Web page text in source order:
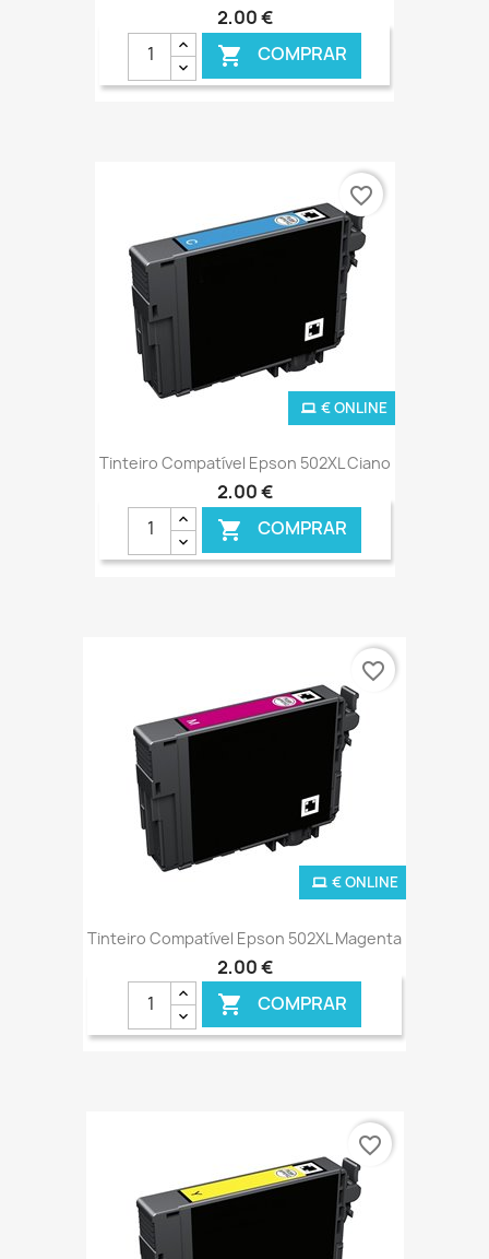
2,00 €
 COMPRAR
Tinteiro Compatível Epson 502XL Ciano
2,00 €
 COMPRAR
€ ONLINE
favorite_border
Tinteiro Compatível Epson 502XL Magenta
2,00 €
 COMPRAR
€ ONLINE
favorite_border
favorite_border